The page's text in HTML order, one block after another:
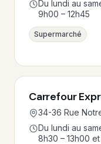
Du lundi au
9h00 – 12h45
Supermarché
Carrefour
34-36 Rue
Du lundi au
8h30 – 13h00